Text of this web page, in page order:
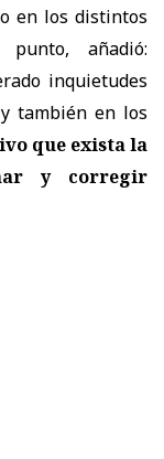
en los distintos
punto, añadió:
inquietudes
también en los
que exista la
y corregir